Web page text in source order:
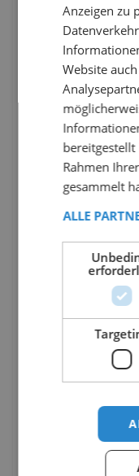
Anzeigen zu
Website
Rahmen
gesammelt
ALLE